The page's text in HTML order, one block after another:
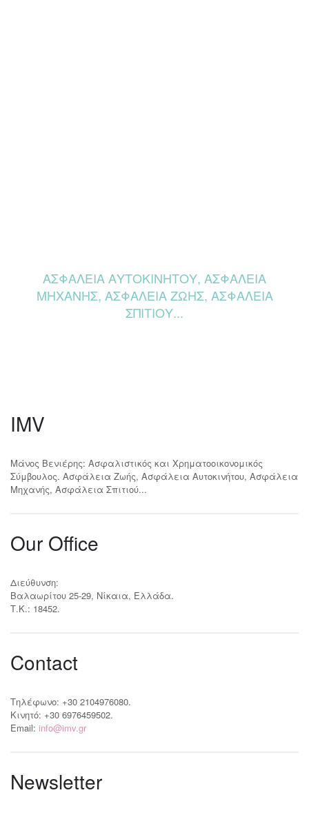
ΑΣΦΑΛΕΙΑ ΑΥΤΟΚΙΝΗΤΟΥ, ΑΣΦΑΛΕΙΑ
ΜΗΧΑΝΗΣ, ΑΣΦΑΛΕΙΑ ΖΩΗΣ, ΑΣΦΑΛΕΙΑ
ΣΠΙΤΙΟΥ...
IMV
Μάνος Βενιέρης: Ασφαλιστικός και Χρηματοοικονομικός
Σύμβουλος. Ασφάλεια Ζωής, Ασφάλεια Αυτοκινήτου, Ασφάλεια
Μηχανής, Ασφάλεια Σπιτιού...
Our Office
Διεύθυνση:
Βαλαωρίτου 25-29, Νίκαια, Ελλάδα.
Τ.Κ.: 18452.
Contact
Τηλέφωνο: +30 2104976080.
Κινητό: +30 6976459502.
Email: info@imv.gr
Newsletter